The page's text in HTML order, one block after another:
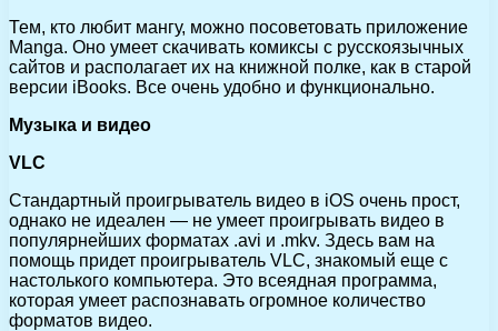
Тем, кто любит мангу, можно посоветовать приложение
Manga. Оно умеет скачивать комиксы с русскоязычных
сайтов и располагает их на книжной полке, как в старой
версии iBooks. Все очень удобно и функционально.
Музыка и видео
VLC
Стандартный проигрыватель видео в iOS очень прост,
однако не идеален — не умеет проигрывать видео в
популярнейших форматах .avi и .mkv. Здесь вам на
помощь придет проигрыватель VLC, знакомый еще с
настолького компьютера. Это всеядная программа,
которая умеет распознавать огромное количество
форматов видео.